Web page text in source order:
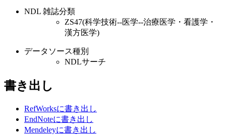
NDL 雑誌分類
ZS47(科学技術--医学--治療医学・看護学・
漢方医学)
データソース種別
NDLサーチ
書き出し
RefWorksに書き出し
EndNoteに書き出し
Mendeleyに書き出し